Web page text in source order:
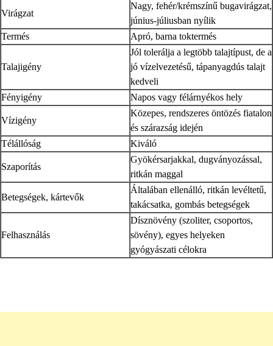
Virágzat
Nagy, fehér/krémszínű bugavirágzat,
június-júliusban nyílik
Termés
Apró, barna toktermés
Talajigény
Jól tolerálja a legtöbb talajtípust, de a
jó vízelvezetésű, tápanyagdús talajt
kedveli
Fényigény
Napos vagy félárnyékos hely
Vízigény
Közepes, rendszeres öntözés fiatalon
és szárazság idején
Télállóság
Kiváló
Szaporítás
Gyökérsarjakkal, dugványozással,
ritkán maggal
Betegségek, kártevők
Általában ellenálló, ritkán levéltetű,
takácsatka, gombás betegségek
Felhasználás
Dísznövény (szoliter, csoportos,
sövény), egyes helyeken
gyógyászati célokra